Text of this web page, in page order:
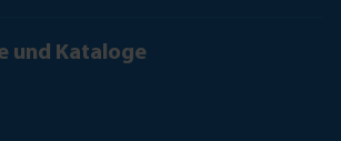
und Kataloge